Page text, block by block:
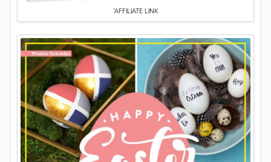
*AFFILIATE LINK